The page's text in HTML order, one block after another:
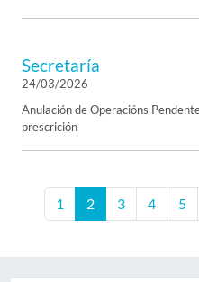
Secretaría
24/03/2026
Anulación de Operacións
prescrición
1 2 3 4 5